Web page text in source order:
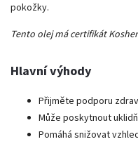
pokožky.
Tento olej má certifikát
Hlavní výhody
Přijměte podporu
Může poskytnout
Pomáhá snižovat